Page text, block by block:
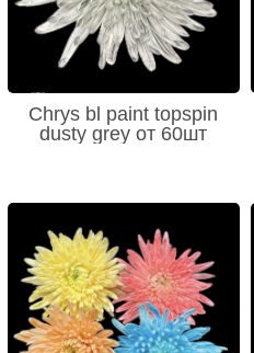
Chrys bl paint topspin
dusty grey от 60шт